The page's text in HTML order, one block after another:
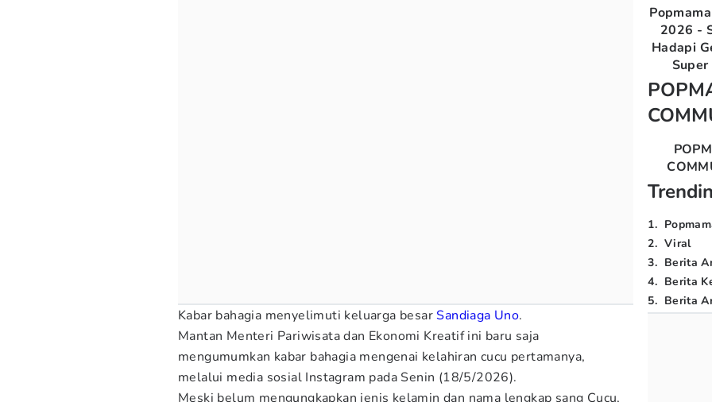
Kabar bahagia menyelimuti keluarga besarSandiaga Uno.
Mantan Menteri Pariwisata dan Ekonomi Kreatif ini baru saja
mengumumkan kabar bahagia mengenai kelahiran cucu pertamanya,
melalui media sosial Instagram pada Senin (18/5/2026).
Meski belum mengungkapkan jenis kelamin dan nama lengkap sang Cucu,
2026 -
Hadapi
1.
2. Viral
3. Berita
4. Berita
5. Berita